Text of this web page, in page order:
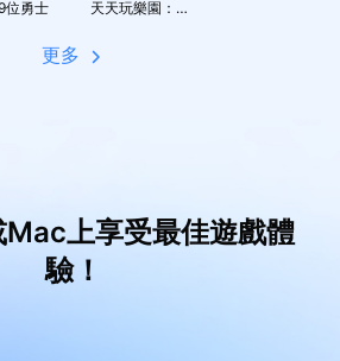
位勇士 天天玩樂園：與好友一起享受療癒系社交生活
更多
上享受最佳遊戲體
驗！